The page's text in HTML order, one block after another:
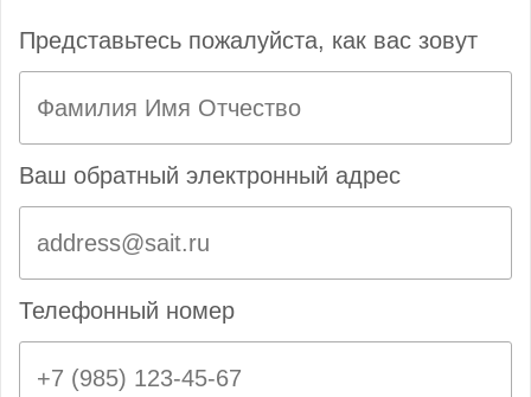
Представьтесь пожалуйста, как вас зовут
Ваш обратный электронный адрес
Телефонный номер